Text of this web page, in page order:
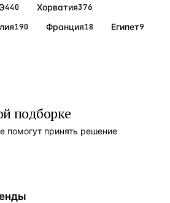
и окна с двойным
расположенный в тихо
440 Хорватия376
190 Франция18 Египет9
подборке
помогут принять решение